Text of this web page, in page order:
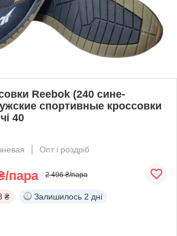
Reebok (240 сине-
спортивные кроссовки
40
Опт і роздріб
пара 2 496 ₴/пара
₴ Залишилось 2 дні